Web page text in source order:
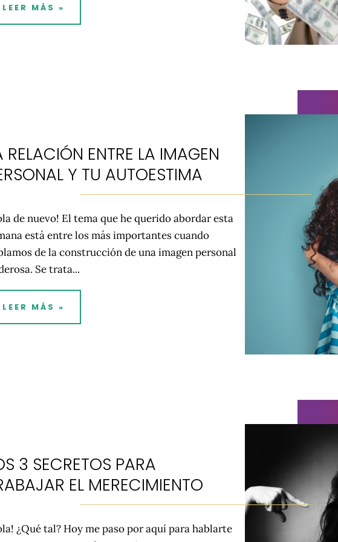
LEER MÁS »
RELACIÓN ENTRE LA IMAGEN
Y TU AUTOESTIMA
de nuevo! El tema que he querido abordar esta
está entre los más importantes cuando
de la construcción de una imagen personal
Se trata...
LEER MÁS »
3 SECRETOS PARA
EL MERECIMIENTO
¿Qué tal? Hoy me paso por aquí para hablarte